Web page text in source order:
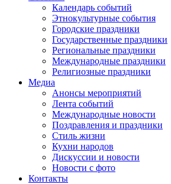
Календарь событий
Этнокультурные события
Городские праздники
Государственные праздники
Региональные праздники
Международные праздники
Религиозные праздники
Медиа
Анонсы мероприятий
Лента событий
Международные новости
Поздравления и праздники
Cтиль жизни
Кухни народов
Дискуссии и новости
Новости с фото
Контакты